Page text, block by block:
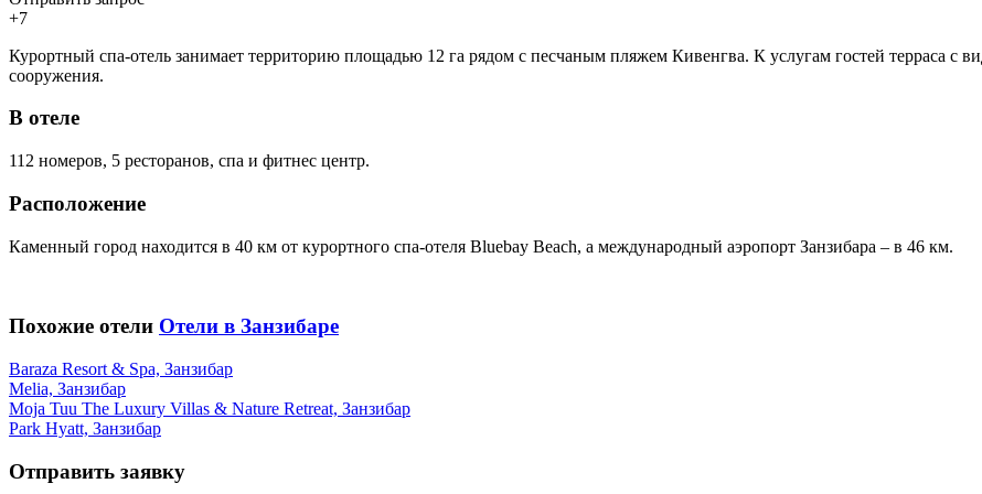
+7
Курортный спа-отель занимает территорию площадью 12 га рядом с песчаным пляжем Кивенгва. К услугам гостей терраса с
сооружения.
В отеле
112 номеров, 5 ресторанов, спа и фитнес центр.
Расположение
Каменный город находится в 40 км от курортного спа-отеля Bluebay Beach, а международный аэропорт Занзибара – в 46 км.
Похожие отели Отели в Занзибаре
Baraza Resort & Spa, Занзибар
Melia, Занзибар
Moja Tuu The Luxury Villas & Nature Retreat, Занзибар
Park Hyatt, Занзибар
Отправить заявку